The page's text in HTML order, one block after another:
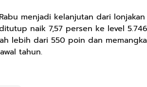
menjadi kelanjutan dari
naik 7,57 persen ke level
lebih dari 550 poin dan
tahun.